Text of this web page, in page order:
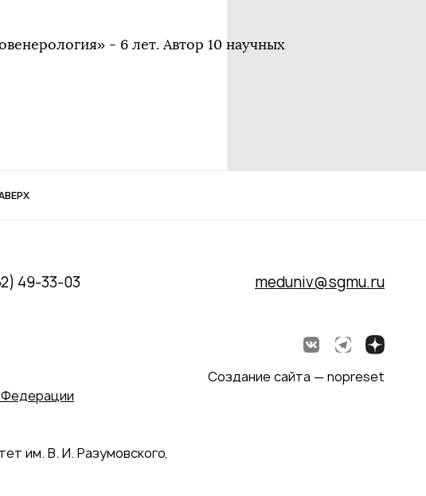
- 6 лет. Автор 10 научных
49-33-03 meduniv@sgmu.ru
Федерации
им. В. И. Разумовского,
Создание сайта — nopreset